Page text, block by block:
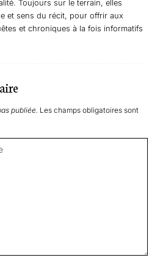
Toujours sur le terrain, elles
et sens du récit, pour offrir aux
et chroniques à la fois informatifs
publiée. Les champs obligatoires sont